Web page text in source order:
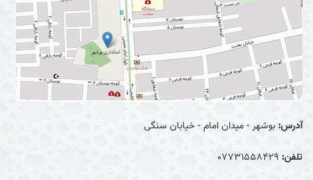
آدرس: بوشهر - میدان امام - خیابان سنگی
تلفن: 07731558429